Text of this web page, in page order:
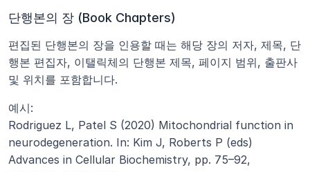
단행본의 장 (Book Chapters)
편집된 단행본의 장을 인용할 때는 해당 장의 저자, 제목, 단
행본 편집자, 이탤릭체의 단행본 제목, 페이지 범위, 출판사
및 위치를 포함합니다.
예시:
Rodriguez L, Patel S (2020) Mitochondrial function in
neurodegeneration. In: Kim J, Roberts P (eds)
Advances in Cellular Biochemistry, pp. 75–92,